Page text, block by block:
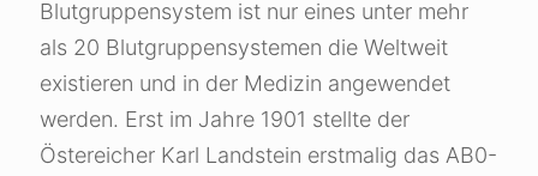
Blutgruppensystem ist nur eines unter mehr
als 20 Blutgruppensystemen die Weltweit
existieren und in der Medizin angewendet
werden. Erst im Jahre 1901 stellte der
Östereicher Karl Landstein erstmalig das AB0-